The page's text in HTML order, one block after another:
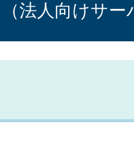
法人向けサー